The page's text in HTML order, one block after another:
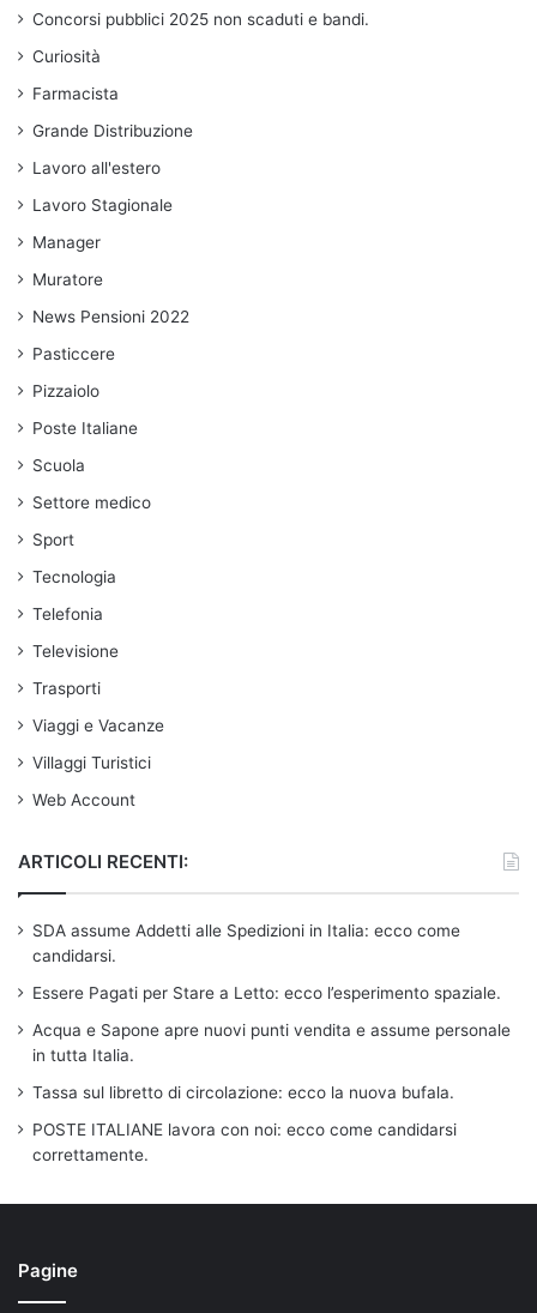
Concorsi pubblici 2025 non scaduti e bandi.
Curiosità
Farmacista
Grande Distribuzione
Lavoro all'estero
Lavoro Stagionale
Manager
Muratore
News Pensioni 2022
Pasticcere
Pizzaiolo
Poste Italiane
Scuola
Settore medico
Sport
Tecnologia
Telefonia
Televisione
Trasporti
Viaggi e Vacanze
Villaggi Turistici
Web Account
ARTICOLI RECENTI:
SDA assume Addetti alle Spedizioni in Italia: ecco come
candidarsi.
Essere Pagati per Stare a Letto: ecco l’esperimento spaziale.
Acqua e Sapone apre nuovi punti vendita e assume personale
in tutta Italia.
Tassa sul libretto di circolazione: ecco la nuova bufala.
POSTE ITALIANE lavora con noi: ecco come candidarsi
correttamente.
Pagine